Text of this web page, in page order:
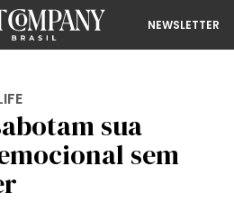
NEWSLETTER
sua
sem